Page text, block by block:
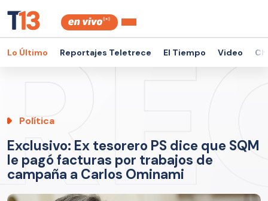
Lo Último Reportajes Teletrece El Tiempo Video
Política
Exclusivo: Ex tesorero PS dice que SQM
le pagó facturas por trabajos de
campaña a Carlos Ominami